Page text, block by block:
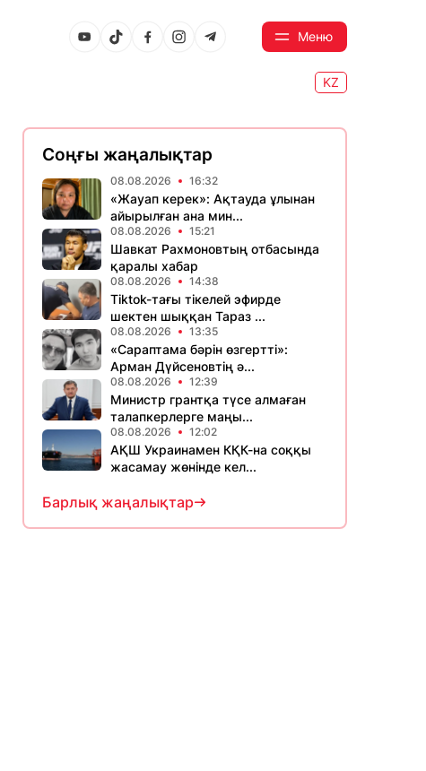
Меню
KZ
Соңғы жаңалықтар
08.08.2026 16:32
«Жауап керек»: Ақтауда ұлынан
айырылған ана мин...
08.08.2026 15:21
Шавкат Рахмоновтың отбасында
қаралы хабар
08.08.2026 14:38
Tiktok-тағы тікелей эфирде
шектен шыққан Тараз ...
08.08.2026 13:35
«Сараптама бәрін өзгертті»:
Арман Дүйсеновтің ә...
08.08.2026 12:39
Министр грантқа түсе алмаған
талапкерлерге маңы...
08.08.2026 12:02
АҚШ Украинамен КҚК-на соққы
жасамау жөнінде кел...
Барлық жаңалықтар